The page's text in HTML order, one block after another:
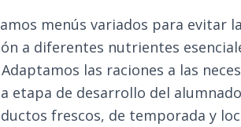
menús variados para evitar
a diferentes nutrientes
Adaptamos las raciones a las
etapa de desarrollo del
frescos, de temporada y